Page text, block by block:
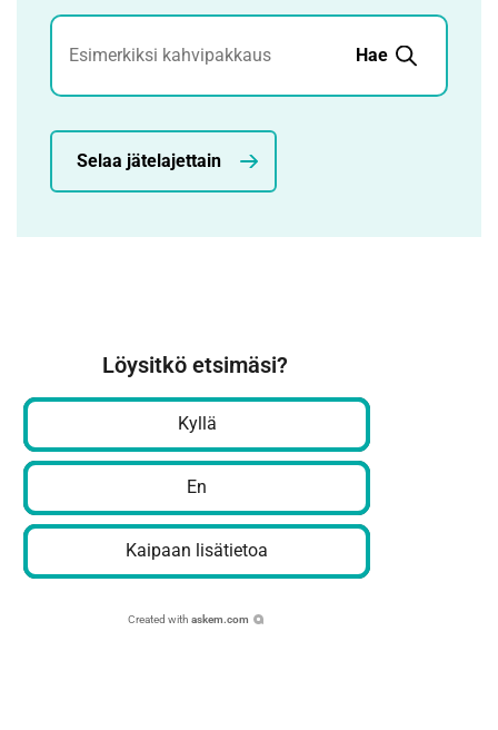
Jätehaku
Hae
Selaa jätelajettain
Löysitkö etsimäsi?
Kyllä
En
Kaipaan lisätietoa
Created with askem.com